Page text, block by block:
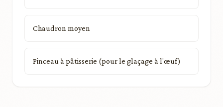
Chaudron moyen
Pinceau à pâtisserie (pour le glaçage à l'œuf)